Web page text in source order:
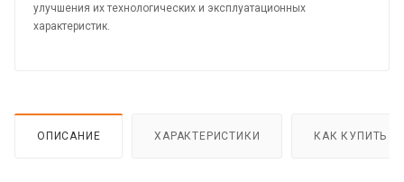
улучшения их технологических и эксплуатационных
характеристик.
ОПИСАНИЕ ХАРАКТЕРИСТИКИ КАК КУПИТЬ